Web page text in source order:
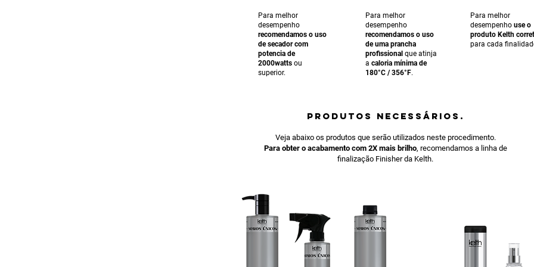
Para melhor
desempenho
recomendamos o uso
de secador com
potencia de
2000watts ou
superior.
Para melhor
desempenho
recomendamos o uso
de uma prancha
profissional que atinja
a caloria mínima de
180°C / 356°F.
Para melhor
desempenho use o
produto Kelth
para cada
PRODUTOS NECESSÁRIOS.
Veja abaixo os produtos que serão utilizados neste procedimento.
Para obter o acabamento com 2X mais brilho, recomendamos a linha de
finalização Finisher da Kelth.